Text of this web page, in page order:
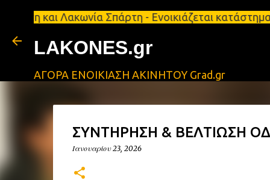
Λακωνία Σπάρτη - Ενοικιάζεται κατάστημα
LAKONES.gr
ΑΓΟΡΑ ΕΝΟΙΚΙΑΣΗ ΑΚΙΝΗΤΟΥ Grad.gr
ΣΥΝΤΗΡΗΣΗ & ΒΕΛΤΙΩΣΗ
Ιανουαρίου 23, 2026